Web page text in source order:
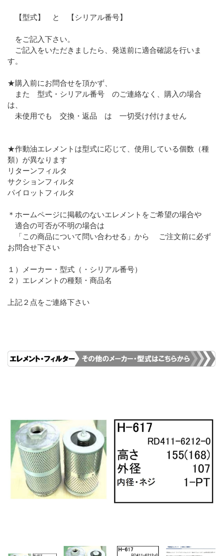
【型式】 と 【シリアル番号】
をご記入下さい。
ご記入をいただきましたら、発送前に適合確認を行いま
す。
★購入前にお問合せを頂かず、
また 型式・シリアル番号 のご連絡なく、購入の場合
は、
未使用でも 交換・返品 は 一切受け付けません
★作動油エレメントは型式に応じて、使用している個数（種
類）が異なります
リターンフィルタ
サクションフィルタ
パイロットフィルタ
＊ホームページに掲載のないエレメントをご希望の場合や
適合の可否が不明の場合は
「この商品について問い合わせる」から ご注文前に必ず
お問合せ下さい
１）メーカー・型式（・シリアル番号）
２）エレメントの種類・商品名
上記２点をご連絡下さい